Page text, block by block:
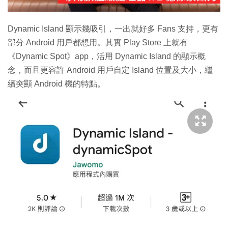
影
片
Dynamic Island 顯示幾吸引，一出就好多 Fans 支持，更有
部分 Android 用戶都想用。其實 Play Store 上就有
《Dynamic Spot》app，活用 Dynamic Island 的顯示概
念，而且更容許 Android 用戶自定 Island 位置及大小，繼
續突顯 Android 機的特點。